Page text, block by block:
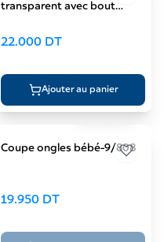
transparent avec bout
22.000 DT
Ajouter au panier
Coupe ongles bébé-9/808
19.950 DT